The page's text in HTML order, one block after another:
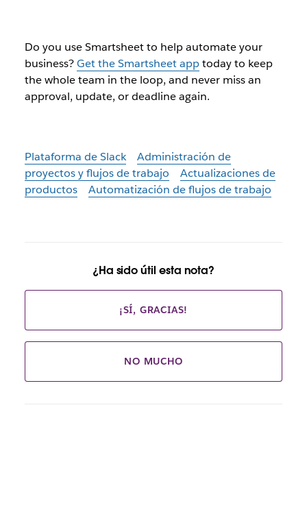
Do you use Smartsheet to help automate your
business?Get the Smartsheet apptoday to keep
the whole team in the loop, and never miss an
approval, update, or deadline again.
Plataforma de Slack
Administración de
proyectos y flujos de trabajo
Actualizaciones de
productos
Automatización de flujos de trabajo
¿Ha sido útil esta nota?
¡SÍ, GRACIAS!
NO MUCHO